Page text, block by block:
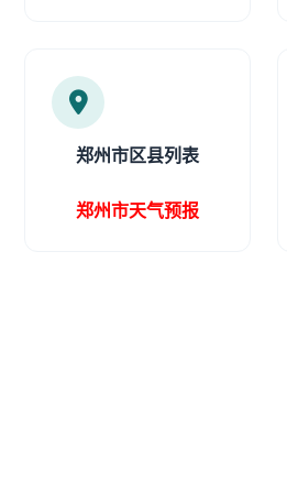
郑州市区县列表
郑州市天气预报